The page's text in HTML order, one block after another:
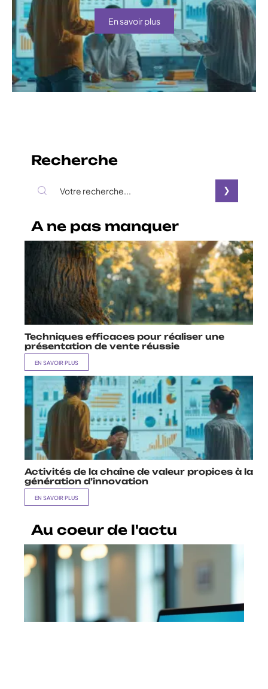
En savoir plus
Recherche
A ne pas manquer
Techniques efficaces pour réaliser une
présentation de vente réussie
EN SAVOIR PLUS
Activités de la chaîne de valeur propices à la
génération d’innovation
EN SAVOIR PLUS
Au coeur de l'actu